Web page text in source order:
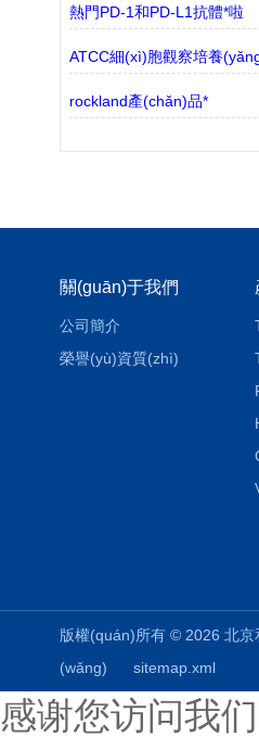
熱門PD-1和PD-L1抗體*啦
rockland產(chǎn)品*
關(guān)于我們
公司簡介
榮譽(yù)資質(zhì)
版權(quán)所有 © 2026 北
(wǎng)
sitemap.xml
感谢您访问我